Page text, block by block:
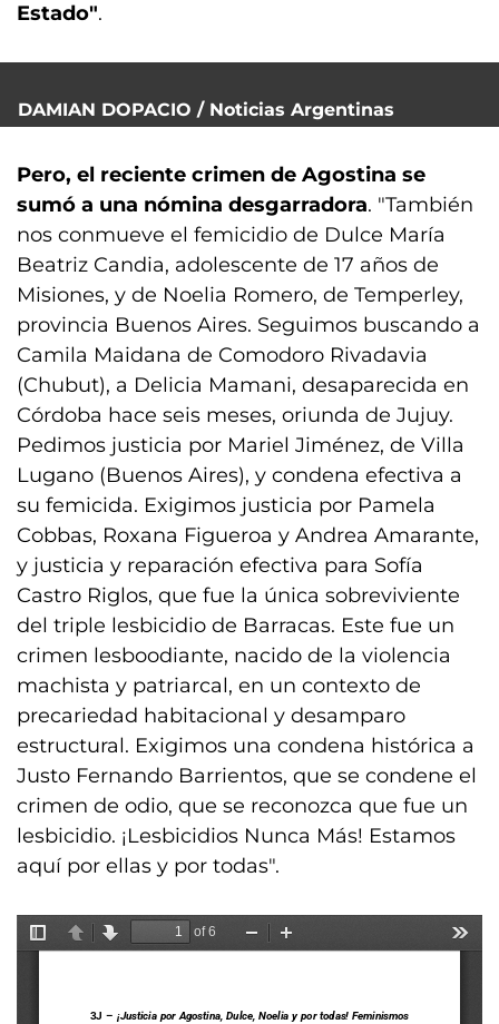
Estado".
DAMIAN DOPACIO / Noticias Argentinas
Pero, el reciente crimen de Agostina se
sumó a una nómina desgarradora. "También
nos conmueve el femicidio de Dulce María
Beatriz Candia, adolescente de 17 años de
Misiones, y de Noelia Romero, de Temperley,
provincia Buenos Aires. Seguimos buscando a
Camila Maidana de Comodoro Rivadavia
(Chubut), a Delicia Mamani, desaparecida en
Córdoba hace seis meses, oriunda de Jujuy.
Pedimos justicia por Mariel Jiménez, de Villa
Lugano (Buenos Aires), y condena efectiva a
su femicida. Exigimos justicia por Pamela
Cobbas, Roxana Figueroa y Andrea Amarante,
y justicia y reparación efectiva para Sofía
Castro Riglos, que fue la única sobreviviente
del triple lesbicidio de Barracas. Este fue un
crimen lesboodiante, nacido de la violencia
machista y patriarcal, en un contexto de
precariedad habitacional y desamparo
estructural. Exigimos una condena histórica a
Justo Fernando Barrientos, que se condene el
crimen de odio, que se reconozca que fue un
lesbicidio. ¡Lesbicidios Nunca Más! Estamos
aquí por ellas y por todas".